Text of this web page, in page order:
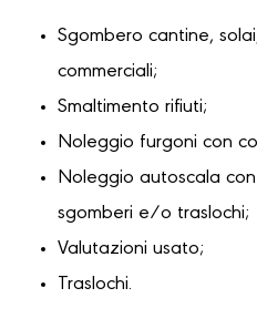
Sgombero cantine,
commerciali;
Smaltimento rifiuti;
Noleggio furgoni con
Noleggio autoscala
sgomberi e/o traslochi;
Valutazioni usato;
Traslochi.